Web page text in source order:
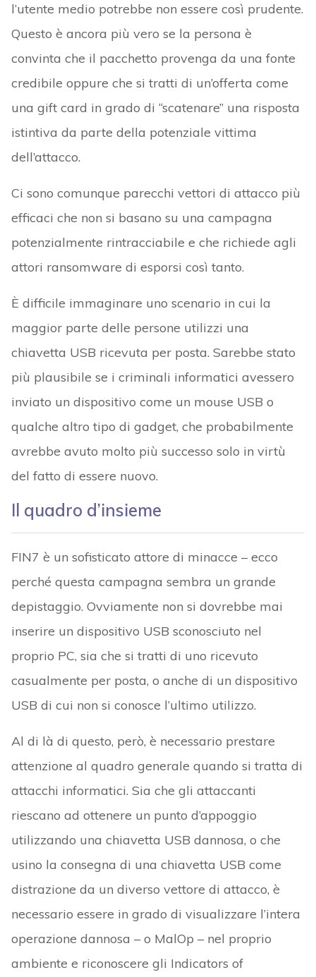
l’utente medio potrebbe non essere così prudente.
Questo è ancora più vero se la persona è
convinta che il pacchetto provenga da una fonte
credibile oppure che si tratti di un’offerta come
una gift card in grado di “scatenare” una risposta
istintiva da parte della potenziale vittima
dell’attacco.
Ci sono comunque parecchi vettori di attacco più
efficaci che non si basano su una campagna
potenzialmente rintracciabile e che richiede agli
attori ransomware di esporsi così tanto.
È difficile immaginare uno scenario in cui la
maggior parte delle persone utilizzi una
chiavetta USB ricevuta per posta. Sarebbe stato
più plausibile se i criminali informatici avessero
inviato un dispositivo come un mouse USB o
qualche altro tipo di gadget, che probabilmente
avrebbe avuto molto più successo solo in virtù
del fatto di essere nuovo.
Il quadro d’insieme
FIN7 è un sofisticato attore di minacce – ecco
perché questa campagna sembra un grande
depistaggio. Ovviamente non si dovrebbe mai
inserire un dispositivo USB sconosciuto nel
proprio PC, sia che si tratti di uno ricevuto
casualmente per posta, o anche di un dispositivo
USB di cui non si conosce l’ultimo utilizzo.
Al di là di questo, però, è necessario prestare
attenzione al quadro generale quando si tratta di
attacchi informatici. Sia che gli attaccanti
riescano ad ottenere un punto d’appoggio
utilizzando una chiavetta USB dannosa, o che
usino la consegna di una chiavetta USB come
distrazione da un diverso vettore di attacco, è
necessario essere in grado di visualizzare l’intera
operazione dannosa – o MalOp – nel proprio
ambiente e riconoscere gli Indicators of